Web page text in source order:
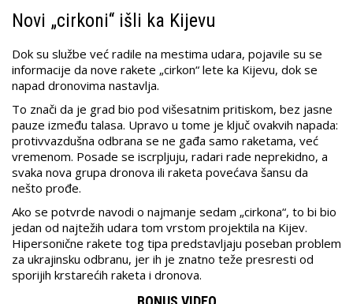
Novi „cirkoni“ išli ka Kijevu
Dok su službe već radile na mestima udara, pojavile su se
informacije da nove rakete „cirkon“ lete ka Kijevu, dok se
napad dronovima nastavlja.
To znači da je grad bio pod višesatnim pritiskom, bez jasne
pauze između talasa. Upravo u tome je ključ ovakvih napada:
protivvazdušna odbrana se ne gađa samo raketama, već
vremenom. Posade se iscrpljuju, radari rade neprekidno, a
svaka nova grupa dronova ili raketa povećava šansu da
nešto prođe.
Ako se potvrde navodi o najmanje sedam „cirkona“, to bi bio
jedan od najtežih udara tom vrstom projektila na Kijev.
Hipersonične rakete tog tipa predstavljaju poseban problem
za ukrajinsku odbranu, jer ih je znatno teže presresti od
sporijih krstarećih raketa i dronova.